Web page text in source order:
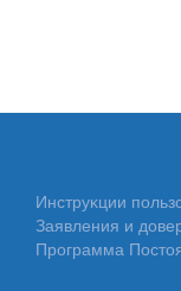
Инструĸции
Заявления и
Программа